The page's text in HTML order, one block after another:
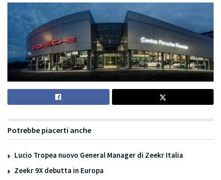
Potrebbe piacerti anche
Lucio Tropea nuovo General Manager di Zeekr Italia
Zeekr 9X debutta in Europa